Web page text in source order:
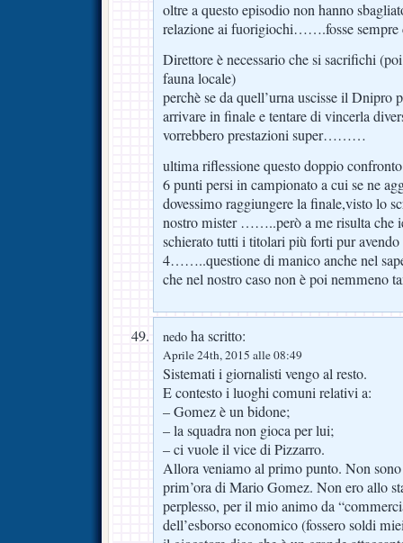
oltre a questo episodio non hanno
relazione ai fuorigiochi…….fosse sempre
Direttore è necessario che si sacrifichi
fauna locale)
perchè se da quell’urna uscisse il Dnipro
arrivare in finale e tentare di vincerla
vorrebbero prestazioni super………
ultima riflessione questo doppio
6 punti persi in campionato a cui se ne
dovessimo raggiungere la finale,visto lo
nostro mister ……..però a me risulta che
schierato tutti i titolari più forti pur
4……..questione di manico anche nel
che nel nostro caso non è poi
nedo ha scritto:
Aprile 24th, 2015 alle 08:49
Sistemati i giornalisti vengo al resto.
E contesto i luoghi comuni relativi a:
– Gomez è un bidone;
– la squadra non gioca per lui;
– ci vuole il vice di Pizzarro.
Allora veniamo al primo punto. Non
prim’ora di Mario Gomez. Non ero allo
perplesso, per il mio animo da
dell’esborso economico (fossero soldi